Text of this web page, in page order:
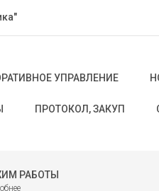
УПРАВЛЕНИЕ
ПРОТОКОЛ, ЗАКУП
РАБОТЫ